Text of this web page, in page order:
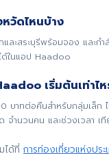
วัดไหนบ้าง
ละสระบุรีพร้อมจอง และก
ในแอป Haadoo
เริ่มต้นเท่าไ
บาทต่อคืนสำหรับกลุ่มเล็ก
จำนวนคน และช่วงเวลา เ
ได้ที่ การท่องเที่ยวแห่งประ